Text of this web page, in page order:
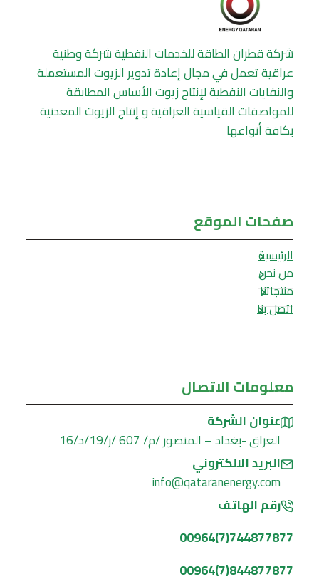
شركة قطران الطاقة للخدمات النفطية شركة وطنية
عراقية تعمل في مجال إعادة تدوير الزيوت المستعملة
والنفايات النفطية لإنتاج زيوت الأساس المطابقة
للمواصفات القياسية العراقية و إنتاج الزيوت المعدنية
بكافة أنواعها
صفحات الموقع
الرئيسية
من نحن
منتجاتنا
اتصل بنا
معلومات الاتصال
عنوان الشركة
العراق -بغداد – المنصور /م/ 607 /ز/19/د/16
البريد الالكتروني
info@qataranenergy.com
رقم الهاتف
744877877(7)00964
844877877(7)00964